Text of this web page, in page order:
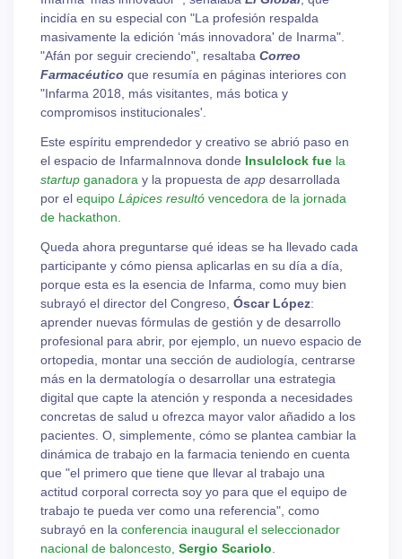
incidía en su especial con "La profesión respalda
masivamente la edición ‘más innovadora' de Inarma".
"Afán por seguir creciendo", resaltaba Correo
Farmacéutico que resumía en páginas interiores con
"Infarma 2018, más visitantes, más botica y
compromisos institucionales'.
Este espíritu emprendedor y creativo se abrió paso en
el espacio de InfarmaInnova donde Insulclock fue la
startup ganadora y la propuesta de app desarrollada
por el equipo Lápices resultó vencedora de la jornada
de hackathon
Queda ahora preguntarse qué ideas se ha llevado cada
participante y cómo piensa aplicarlas en su día a día,
porque esta es la esencia de Infarma, como muy bien
subrayó el director del Congreso, Óscar López:
aprender nuevas fórmulas de gestión y de desarrollo
profesional para abrir, por ejemplo, un nuevo espacio de
ortopedia, montar una sección de audiología, centrarse
más en la dermatología o desarrollar una estrategia
digital que capte la atención y responda a necesidades
concretas de salud u ofrezca mayor valor añadido a los
pacientes. O, simplemente, cómo se plantea cambiar la
dinámica de trabajo en la farmacia teniendo en cuenta
que "el primero que tiene que llevar al trabajo una
actitud corporal correcta soy yo para que el equipo de
trabajo te pueda ver como una referencia", como
subrayó en la conferencia inaugural el seleccionador
nacional de baloncesto, Sergio Scariolo